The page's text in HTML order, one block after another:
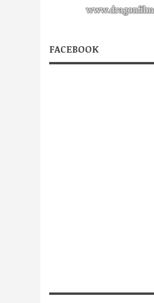
FACEBOOK